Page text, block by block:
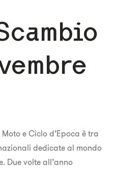
e Ciclo d’Epoca è tra
dedicate al mondo
Due volte all’anno